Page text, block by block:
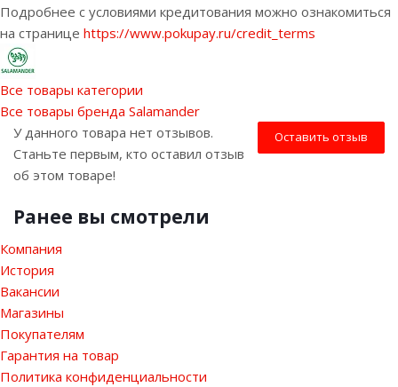
Подробнее с условиями кредитования можно ознакомиться
на странице https://www.pokupay.ru/credit_terms
Все товары категории
Все товары бренда Salamander
Оставить отзыв
У данного товара нет отзывов.
Станьте первым, кто оставил отзыв
об этом товаре!
Ранее вы смотрели
Компания
История
Вакансии
Магазины
Покупателям
Гарантия на товар
Политика конфиденциальности